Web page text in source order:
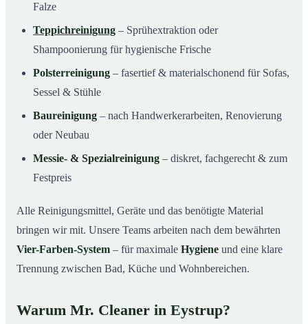
Falze
Teppichreinigung – Sprühextraktion oder
Shampoonierung für hygienische Frische
Polsterreinigung – fasertief & materialschonend für Sofas,
Sessel & Stühle
Baureinigung – nach Handwerkerarbeiten, Renovierung
oder Neubau
Messie- & Spezialreinigung – diskret, fachgerecht & zum
Festpreis
Alle Reinigungsmittel, Geräte und das benötigte Material
bringen wir mit. Unsere Teams arbeiten nach dem bewährten
Vier-Farben-System – für maximale Hygiene und eine klare
Trennung zwischen Bad, Küche und Wohnbereichen.
Warum Mr. Cleaner in Eystrup?